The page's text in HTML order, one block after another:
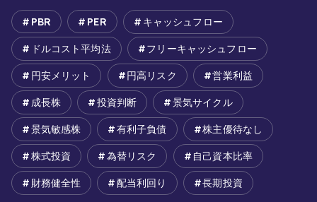
PBR PER キャッシュフロー
ドルコスト平均法 フリーキャッシュフロー
円安メリット 円高リスク 営業利益
成長株 投資判断 景気サイクル
景気敏感株 有利子負債 株主優待なし
株式投資 為替リスク 自己資本比率
財務健全性 配当利回り 長期投資